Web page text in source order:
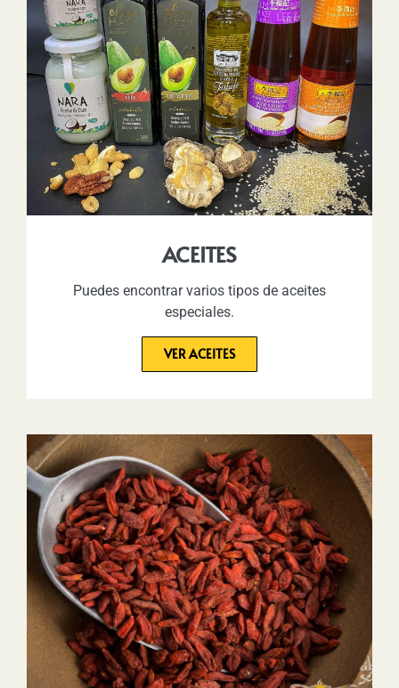
ACEITES
Puedes encontrar varios tipos de aceites
especiales.
VER ACEITES